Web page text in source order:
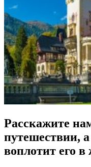
Расскажите
путешествии,
воплотит его в